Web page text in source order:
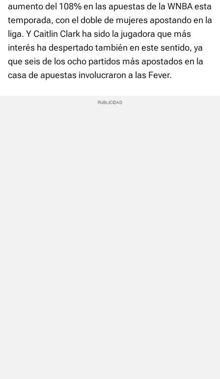
aumento del 108% en las apuestas de la WNBA esta
temporada, con el doble de mujeres apostando en la
liga. Y Caitlin Clark ha sido la jugadora que más
interés ha despertado también en este sentido, ya
que seis de los ocho partidos más apostados en la
casa de apuestas involucraron a las Fever.